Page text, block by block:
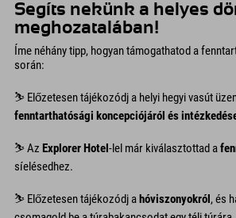
Segíts nekünk a helyes
meghozatalában!
Íme néhány tipp, hogyan támogathatod a
során:
⛷︎ Előzetesen tájékozódj a helyi hegyi vasút
fenntarthatósági koncepciójáról és
⛷︎ Az Explorer Hotel-lel már kiválasztottad a
síelésedhez.
⛷︎ Előzetesen tájékozódj ahóviszonyokról, és